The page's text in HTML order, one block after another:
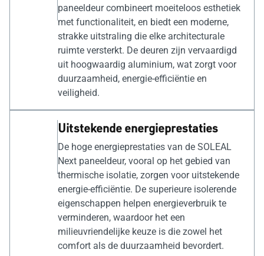
paneeldeur combineert moeiteloos esthetiek
met functionaliteit, en biedt een moderne,
strakke uitstraling die elke architecturale
ruimte versterkt. De deuren zijn vervaardigd
uit hoogwaardig aluminium, wat zorgt voor
duurzaamheid, energie-efficiëntie en
veiligheid.
Uitstekende energieprestaties
De hoge energieprestaties van de SOLEAL
Next paneeldeur, vooral op het gebied van
thermische isolatie, zorgen voor uitstekende
energie-efficiëntie. De superieure isolerende
eigenschappen helpen energieverbruik te
verminderen, waardoor het een
milieuvriendelijke keuze is die zowel het
comfort als de duurzaamheid bevordert.